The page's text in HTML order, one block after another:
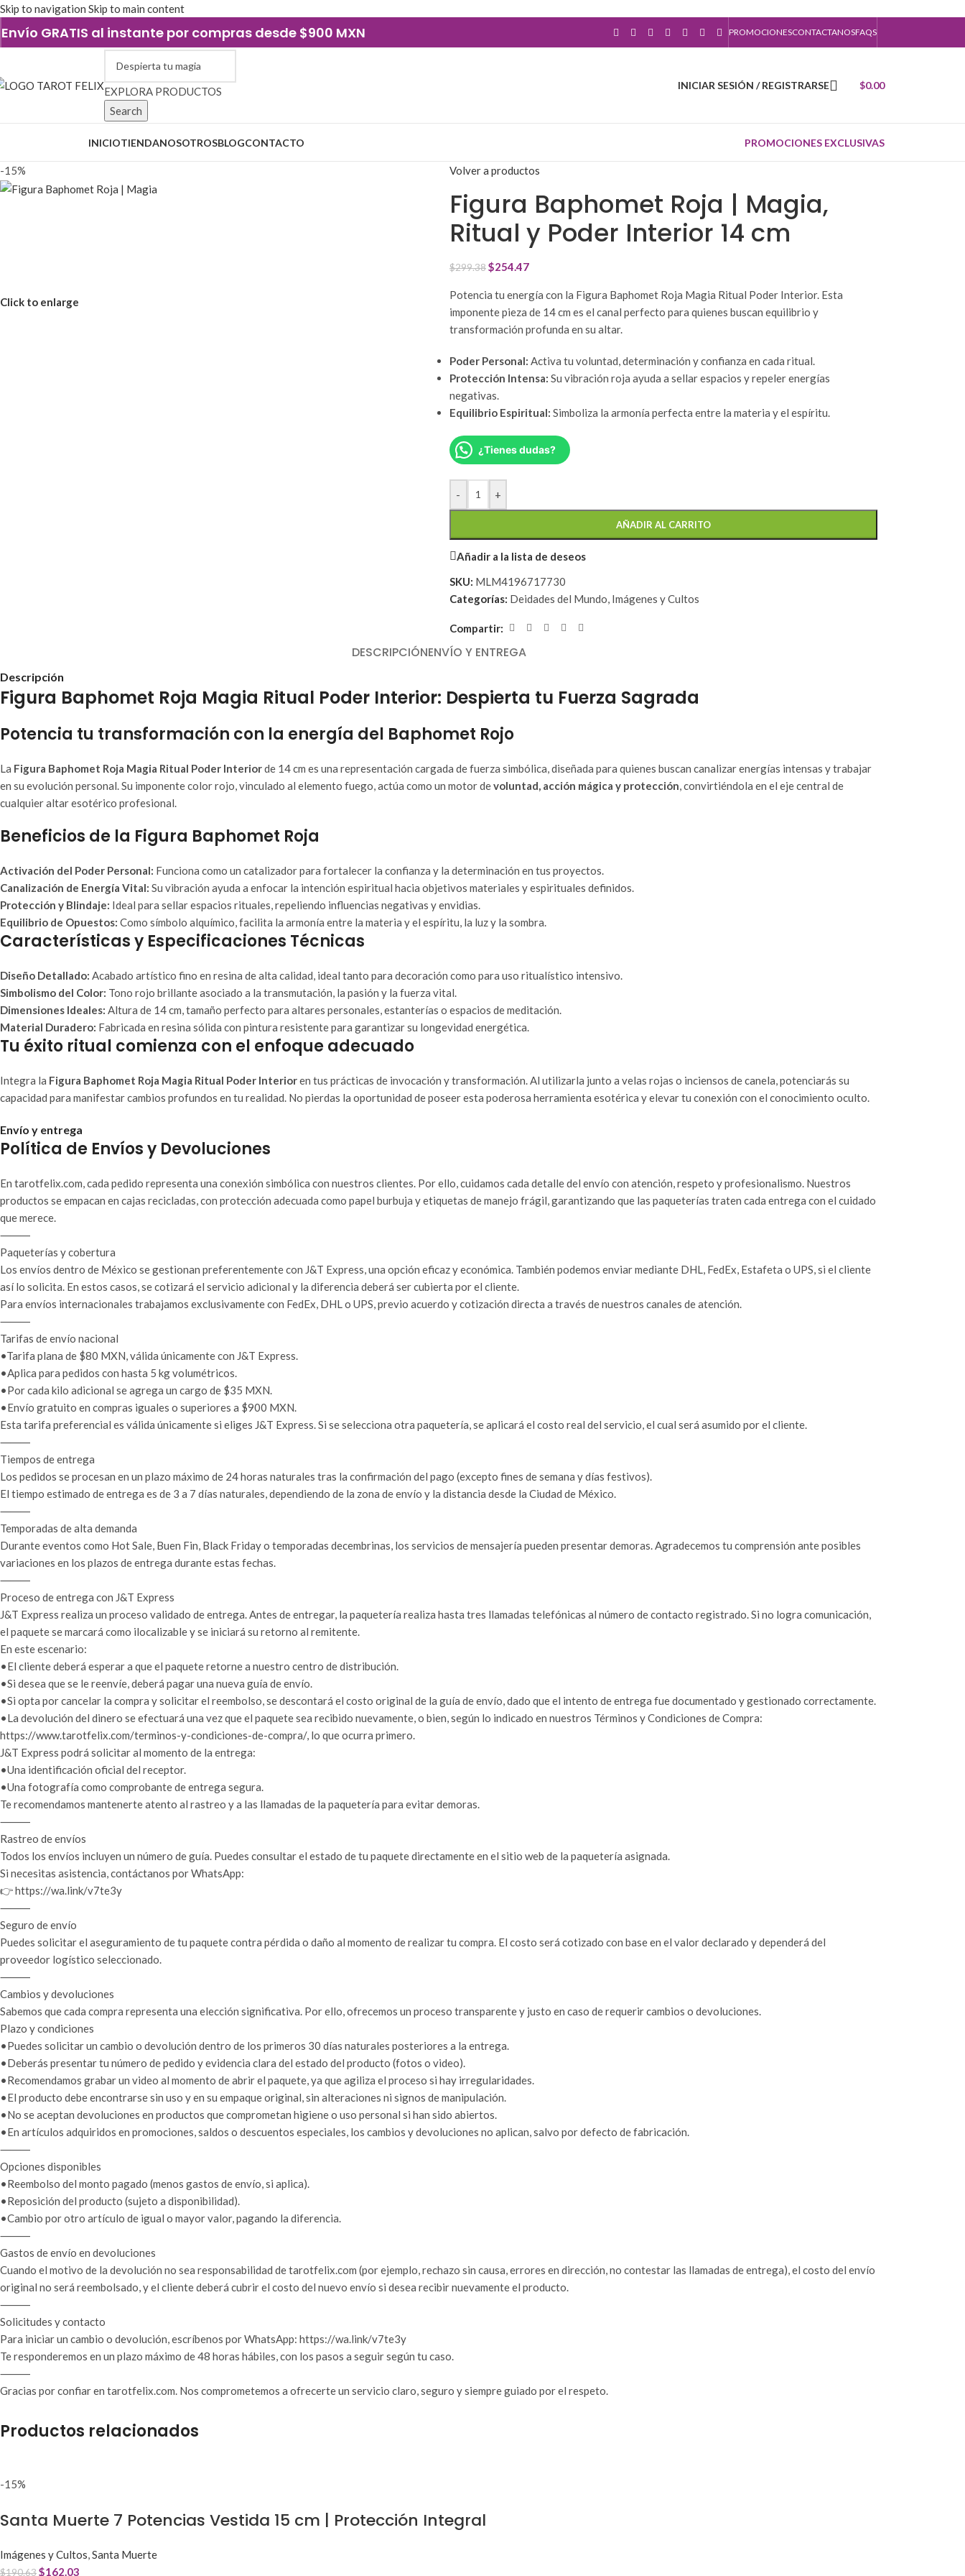
Skip to navigation Skip to main content
Envío GRATIS al instante por compras desde $900 MXN PROMOCIONESCONTACTANOSFAQS
EXPLORA PRODUCTOS
Search
INICIAR SESIÓN / REGISTRARSE $0.00
INICIOTIENDANOSOTROSBLOGCONTACTO PROMOCIONES EXCLUSIVAS
-15%
Click to enlarge
Volver a productos
Figura Baphomet Roja | Magia,
Ritual y Poder Interior 14 cm
$299.38$254.47
Potencia tu energía con la Figura Baphomet Roja Magia Ritual Poder Interior. Esta
imponente pieza de 14 cm es el canal perfecto para quienes buscan equilibrio y
transformación profunda en su altar.
Poder Personal: Activa tu voluntad, determinación y confianza en cada ritual.
Protección Intensa: Su vibración roja ayuda a sellar espacios y repeler energías
negativas.
Equilibrio Espiritual: Simboliza la armonía perfecta entre la materia y el espíritu.
¿Tienes dudas?
- +
AÑADIR AL CARRITO
Añadir a la lista de deseos
SKU: MLM4196717730
Categorías: Deidades del Mundo, Imágenes y Cultos
Compartir:
DESCRIPCIÓNENVÍO Y ENTREGA
Descripción
Figura Baphomet Roja Magia Ritual Poder Interior: Despierta tu Fuerza Sagrada
Potencia tu transformación con la energía del Baphomet Rojo
La Figura Baphomet Roja Magia Ritual Poder Interiorde 14 cm es una representación cargada de fuerza simbólica, diseñada para quienes buscan canalizar energías intensas y trabajar
en su evolución personal. Su imponente color rojo, vinculado al elemento fuego, actúa como un motor devoluntad, acción mágica y protección, convirtiéndola en el eje central de
cualquier altar esotérico profesional.
Beneficios de la Figura Baphomet Roja
Activación del Poder Personal: Funciona como un catalizador para fortalecer la confianza y la determinación en tus proyectos.
Canalización de Energía Vital: Su vibración ayuda a enfocar la intención espiritual hacia objetivos materiales y espirituales definidos.
Protección y Blindaje: Ideal para sellar espacios rituales, repeliendo influencias negativas y envidias.
Equilibrio de Opuestos: Como símbolo alquímico, facilita la armonía entre la materia y el espíritu, la luz y la sombra.
Características y Especificaciones Técnicas
Diseño Detallado: Acabado artístico fino en resina de alta calidad, ideal tanto para decoración como para uso ritualístico intensivo.
Simbolismo del Color: Tono rojo brillante asociado a la transmutación, la pasión y la fuerza vital.
Dimensiones Ideales: Altura de 14 cm, tamaño perfecto para altares personales, estanterías o espacios de meditación.
Material Duradero: Fabricada en resina sólida con pintura resistente para garantizar su longevidad energética.
Tu éxito ritual comienza con el enfoque adecuado
Integra la Figura Baphomet Roja Magia Ritual Poder Interioren tus prácticas de invocación y transformación. Al utilizarla junto a velas rojas o inciensos de canela, potenciarás su
capacidad para manifestar cambios profundos en tu realidad. No pierdas la oportunidad de poseer esta poderosa herramienta esotérica y elevar tu conexión con el conocimiento oculto.
Envío y entrega
Política de Envíos y Devoluciones
En tarotfelix.com, cada pedido representa una conexión simbólica con nuestros clientes. Por ello, cuidamos cada detalle del envío con atención, respeto y profesionalismo. Nuestros
productos se empacan en cajas recicladas, con protección adecuada como papel burbuja y etiquetas de manejo frágil, garantizando que las paqueterías traten cada entrega con el cuidado
que merece.
⸻
Paqueterías y cobertura
Los envíos dentro de México se gestionan preferentemente con J&T Express, una opción eficaz y económica. También podemos enviar mediante DHL, FedEx, Estafeta o UPS, si el cliente
así lo solicita. En estos casos, se cotizará el servicio adicional y la diferencia deberá ser cubierta por el cliente.
Para envíos internacionales trabajamos exclusivamente con FedEx, DHL o UPS, previo acuerdo y cotización directa a través de nuestros canales de atención.
⸻
Tarifas de envío nacional
•Tarifa plana de $80 MXN, válida únicamente con J&T Express.
•Aplica para pedidos con hasta 5 kg volumétricos.
•Por cada kilo adicional se agrega un cargo de $35 MXN.
•Envío gratuito en compras iguales o superiores a $900 MXN.
Esta tarifa preferencial es válida únicamente si eliges J&T Express. Si se selecciona otra paquetería, se aplicará el costo real del servicio, el cual será asumido por el cliente.
⸻
Tiempos de entrega
Los pedidos se procesan en un plazo máximo de 24 horas naturales tras la confirmación del pago (excepto fines de semana y días festivos).
El tiempo estimado de entrega es de 3 a 7 días naturales, dependiendo de la zona de envío y la distancia desde la Ciudad de México.
⸻
Temporadas de alta demanda
Durante eventos como Hot Sale, Buen Fin, Black Friday o temporadas decembrinas, los servicios de mensajería pueden presentar demoras. Agradecemos tu comprensión ante posibles
variaciones en los plazos de entrega durante estas fechas.
⸻
Proceso de entrega con J&T Express
J&T Express realiza un proceso validado de entrega. Antes de entregar, la paquetería realiza hasta tres llamadas telefónicas al número de contacto registrado. Si no logra comunicación,
el paquete se marcará como ilocalizable y se iniciará su retorno al remitente.
En este escenario:
•El cliente deberá esperar a que el paquete retorne a nuestro centro de distribución.
•Si desea que se le reenvíe, deberá pagar una nueva guía de envío.
•Si opta por cancelar la compra y solicitar el reembolso, se descontará el costo original de la guía de envío, dado que el intento de entrega fue documentado y gestionado correctamente.
•La devolución del dinero se efectuará una vez que el paquete sea recibido nuevamente, o bien, según lo indicado en nuestros Términos y Condiciones de Compra:
https://www.tarotfelix.com/terminos-y-condiciones-de-compra/, lo que ocurra primero.
J&T Express podrá solicitar al momento de la entrega:
•Una identificación oficial del receptor.
•Una fotografía como comprobante de entrega segura.
Te recomendamos mantenerte atento al rastreo y a las llamadas de la paquetería para evitar demoras.
⸻
Rastreo de envíos
Todos los envíos incluyen un número de guía. Puedes consultar el estado de tu paquete directamente en el sitio web de la paquetería asignada.
Si necesitas asistencia, contáctanos por WhatsApp:
👉 https://wa.link/v7te3y
⸻
Seguro de envío
Puedes solicitar el aseguramiento de tu paquete contra pérdida o daño al momento de realizar tu compra. El costo será cotizado con base en el valor declarado y dependerá del
proveedor logístico seleccionado.
⸻
Cambios y devoluciones
Sabemos que cada compra representa una elección significativa. Por ello, ofrecemos un proceso transparente y justo en caso de requerir cambios o devoluciones.
Plazo y condiciones
•Puedes solicitar un cambio o devolución dentro de los primeros 30 días naturales posteriores a la entrega.
•Deberás presentar tu número de pedido y evidencia clara del estado del producto (fotos o video).
•Recomendamos grabar un video al momento de abrir el paquete, ya que agiliza el proceso si hay irregularidades.
•El producto debe encontrarse sin uso y en su empaque original, sin alteraciones ni signos de manipulación.
•No se aceptan devoluciones en productos que comprometan higiene o uso personal si han sido abiertos.
•En artículos adquiridos en promociones, saldos o descuentos especiales, los cambios y devoluciones no aplican, salvo por defecto de fabricación.
⸻
Opciones disponibles
•Reembolso del monto pagado (menos gastos de envío, si aplica).
•Reposición del producto (sujeto a disponibilidad).
•Cambio por otro artículo de igual o mayor valor, pagando la diferencia.
⸻
Gastos de envío en devoluciones
Cuando el motivo de la devolución no sea responsabilidad de tarotfelix.com (por ejemplo, rechazo sin causa, errores en dirección, no contestar las llamadas de entrega), el costo del envío
original no será reembolsado, y el cliente deberá cubrir el costo del nuevo envío si desea recibir nuevamente el producto.
⸻
Solicitudes y contacto
Para iniciar un cambio o devolución, escríbenos por WhatsApp: https://wa.link/v7te3y
Te responderemos en un plazo máximo de 48 horas hábiles, con los pasos a seguir según tu caso.
⸻
Gracias por confiar en tarotfelix.com. Nos comprometemos a ofrecerte un servicio claro, seguro y siempre guiado por el respeto.
Productos relacionados
-15%
Santa Muerte 7 Potencias Vestida 15 cm | Protección Integral
Imágenes y Cultos,Santa Muerte
$190.63$162.03